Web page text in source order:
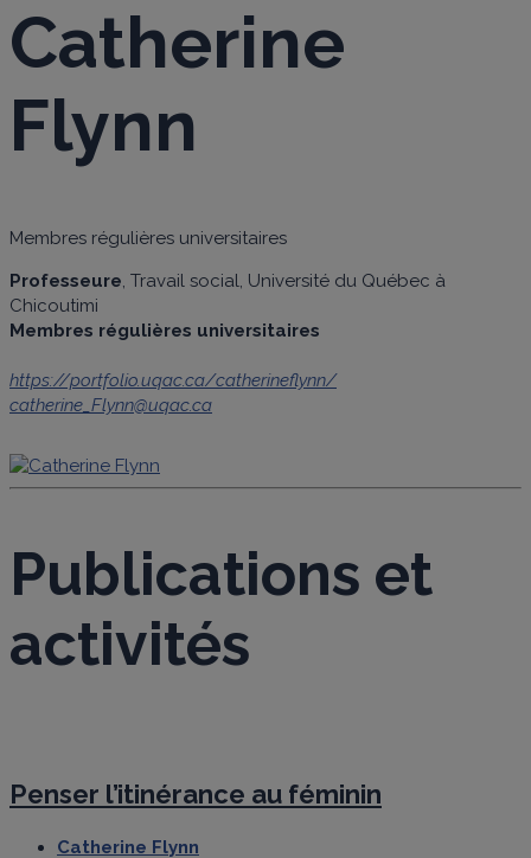
Catherine
Flynn
Membres régulières universitaires
Professeure, Travail social, Université du Québec à
Chicoutimi
Membres régulières universitaires
https://portfolio.uqac.ca/catherineflynn/
catherine_Flynn@uqac.ca
Publications et
activités
Penser l’itinérance au féminin
Catherine Flynn